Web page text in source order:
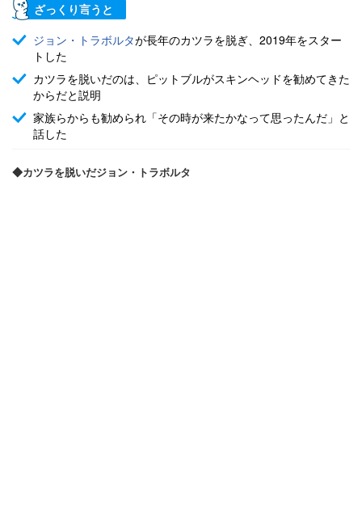
ざっくり言うと
ジョン・トラボルタが長年のカツラを脱ぎ、2019年をスター
トした
カツラを脱いだのは、ピットブルがスキンヘッドを勧めてきた
からだと説明
家族らからも勧められ「その時が来たかなって思ったんだ」と
話した
◆カツラを脱いだジョン・トラボルタ